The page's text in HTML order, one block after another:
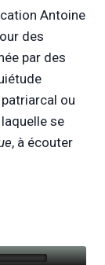
Antoine
des
par des
ou
se
, à écouter